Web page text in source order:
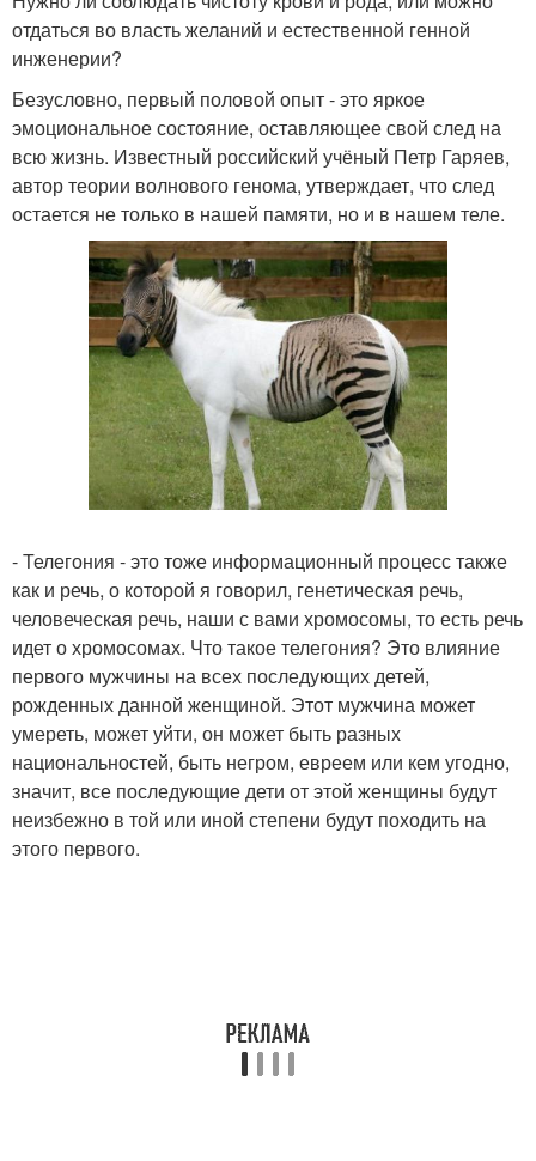
отдаться во власть желаний и естественной генной
инженерии?
Безусловно, первый половой опыт - это яркое
эмоциональное состояние, оставляющее свой след на
всю жизнь. Известный российский учёный Петр Гаряев,
автор теории волнового генома, утверждает, что след
остается не только в нашей памяти, но и в нашем теле.
- Телегония - это тоже информационный процесс также
как и речь, о которой я говорил, генетическая речь,
человеческая речь, наши с вами хромосомы, то есть речь
идет о хромосомах. Что такое телегония? Это влияние
первого мужчины на всех последующих детей,
рожденных данной женщиной. Этот мужчина может
умереть, может уйти, он может быть разных
национальностей, быть негром, евреем или кем угодно,
значит, все последующие дети от этой женщины будут
неизбежно в той или иной степени будут походить на
этого первого.